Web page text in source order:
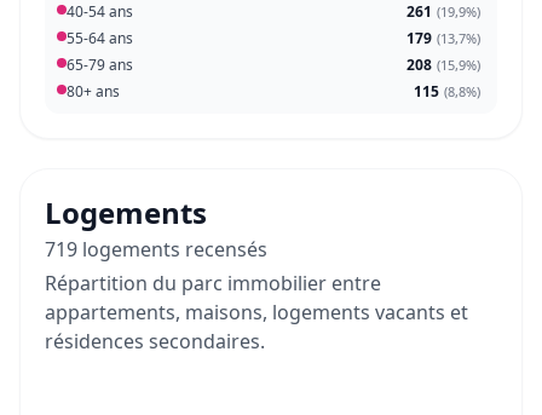
40-54 ans 261 (19,9%)
55-64 ans 179 (13,7%)
65-79 ans 208 (15,9%)
80+ ans 115 (8,8%)
Logements
719 logements recensés
Répartition du parc immobilier entre
appartements, maisons, logements vacants et
résidences secondaires.